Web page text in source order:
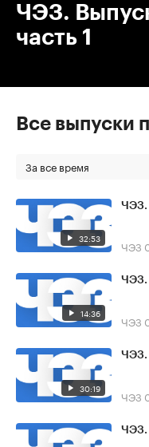
ЧЭЗ.
часть 1
Все выпуски
За все время
32:53
ЧЭЗ.
ЧЭЗ
14:36
ЧЭЗ.
ЧЭЗ
30:19
ЧЭЗ.
ЧЭЗ
ЧЭЗ.